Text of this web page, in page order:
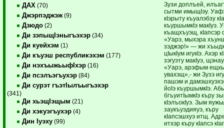
ДАХ (70)
Джэрпэджэж (9)
Дзюдо (2)
Ди зэпыщIэныгъэхэр (34)
Ди куейхэм (1)
Ди къуэш республикэхэм (177)
Ди нэхъыжьыфIхэр (16)
Ди псэлъэгъухэр (84)
Ди сурэт гъэтIылъыгъэхэр
(341)
Ди хьэщIэщым (21)
Ди хэкуэгъухэр (4)
Дин Iуэху (99)
Зузи доплъей,
сытми имыщIэу.
кIэрыту къуалэбзу
къуршымкIэ макIуэ.
къащхъуэщ, кIапсэр
«Уарэ, мыхэра
зэджэр!» — жи
цIыкIум игукIэ. Ахэр
зэгуэту макIуэ,
«Уарэ, арэфым
увахэщ»,- жи Зузэ
пашэм и
йоIэ къуршымкIэ.
бгъуитIымкIэ къру
кIэлъокIуэ. Зым
заукъуэдияуэ, къру
кIапсэшхуэ итщ.
итхэр къру кIапсэ